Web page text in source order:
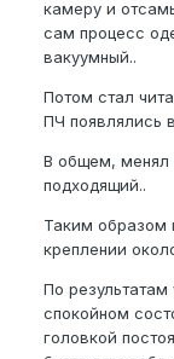
камеру и
сам процесс
вакуумный..
Потом стал
ПЧ появлялись
В общем, менял
подходящий..
Таким образом
креплении
По
спокойном
головкой